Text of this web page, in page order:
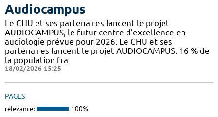
Audiocampus
Le CHU et ses partenaires lancent le projet
AUDIOCAMPUS, le futur centre d’excellence en
audiologie prévue pour 2026. Le CHU et ses
partenaires lancent le projet AUDIOCAMPUS. 16 % de
la population fra
18/02/2026 15:25
PAGES
relevance: 100%